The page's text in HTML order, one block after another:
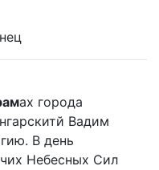
ах города
Вадим
В день
Небесных Сил